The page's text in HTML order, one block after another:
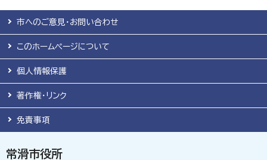
市へのご意見・お問い合わせ
このホームページについて
個人情報保護
著作権・リンク
免責事項
常滑市役所